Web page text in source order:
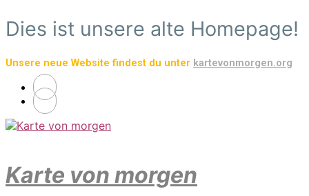
Zum
Hauptinhalt
Dies ist unsere alte Homepage!
Unsere neue Website findest du unter kartevonmorgen.org
Karte von morgen